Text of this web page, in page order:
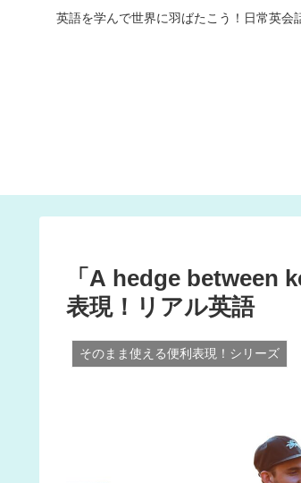
英語を学んで世界に羽ばたこう！日常英
「A hedge between
表現！リアル英語
そのまま使える便利表現！シリーズ